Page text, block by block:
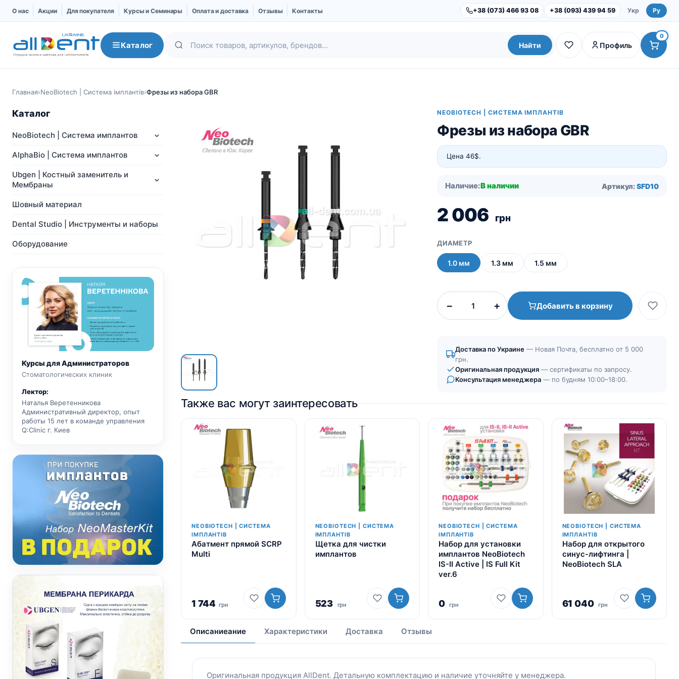
О нас Акции Для покупателя Курсы и Семинары Оплата и доставка Отзывы Контакты +38 (073) 466 93 08 +38 (093) 439 94 59 Укр Ру
Каталог
имплантов
Про компанию
NeoBiotech
Ортопедия
Показать все
Ортопедия
Мульти-Юнит абатменты
Хирургические сверла
Показать все
Про компанию UBGEN
Для пациентов
Костный материал RE-
Мембраны SHELTER
Оборудование
Найти Профиль
0
Главная›NeoBiotech | Система імплантів›Фрезы из набора GBR
Каталог
NeoBiotech | Система имплантов
AlphaBio | Система имплантов
Ubgen | Костный заменитель и
Мембраны
Шовный материал
Dental Studio | Инструменты и наборы
Оборудование
Курсы для Администраторов
Стоматологических клиник
Лектор:
Наталья Веретенникова
Административный директор, опыт
работы 15 лет в команде управления
Q:Clinic г. Киев
NEOBIOTECH | СИСТЕМА ІМПЛАНТІВ
Фрезы из набора GBR
Цена 46$.
Наличие:В наличии Артикул:SFD10
2 006 грн
ДИАМЕТР
1.0 мм 1.3 мм 1.5 мм
−
Количество
товара
Фрезы
набора
GBR
+ Добавить в корзину
Доставка по Украине — Новая Почта, бесплатно от 5 000
грн.
Оригинальная продукция — сертификаты по запросу.
Консультация менеджера — по будням 10:00–18:00.
Также вас могут заинтересовать
NEOBIOTECH | СИСТЕМА
ІМПЛАНТІВ
Абатмент прямой SCRP
Multi
1 744 грн
NEOBIOTECH | СИСТЕМА
ІМПЛАНТІВ
Щетка для чистки
имплантов
523 грн
NEOBIOTECH | СИСТЕМА
ІМПЛАНТІВ
Набор для установки
имплантов NeoBiotech
IS-II Active | IS Full Kit
ver.6
0 грн
NEOBIOTECH | СИСТЕМА
ІМПЛАНТІВ
Набор для открытого
синус-лифтинга |
NeoBiotech SLA
61 040 грн
Описаниеание Характеристики Доставка Отзывы
Оригинальная продукция AllDent. Детальную комплектацию и наличие уточняйте у менеджера.